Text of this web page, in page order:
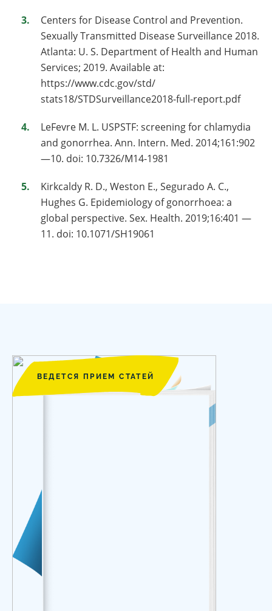
Centers for Disease Control and Prevention.
Sexually Transmitted Disease Surveillance 2018.
Atlanta: U. S. Department of Health and Human
Services; 2019. Available at:
https://www.cdc.gov/std/
stats18/STDSurveillance2018-full-report.pdf
LeFevre M. L. USPSTF: screening for chlamydia
and gonorrhea. Ann. Intern. Med. 2014;161:902
—10. doi: 10.7326/M14-1981
Kirkcaldy R. D., Weston E., Segurado A. C.,
Hughes G. Epidemiology of gonorrhoea: a
global perspective. Sex. Health. 2019;16:401 —
11. doi: 10.1071/SH19061
ВЕДЕТСЯ ПРИЕМ СТАТЕЙ